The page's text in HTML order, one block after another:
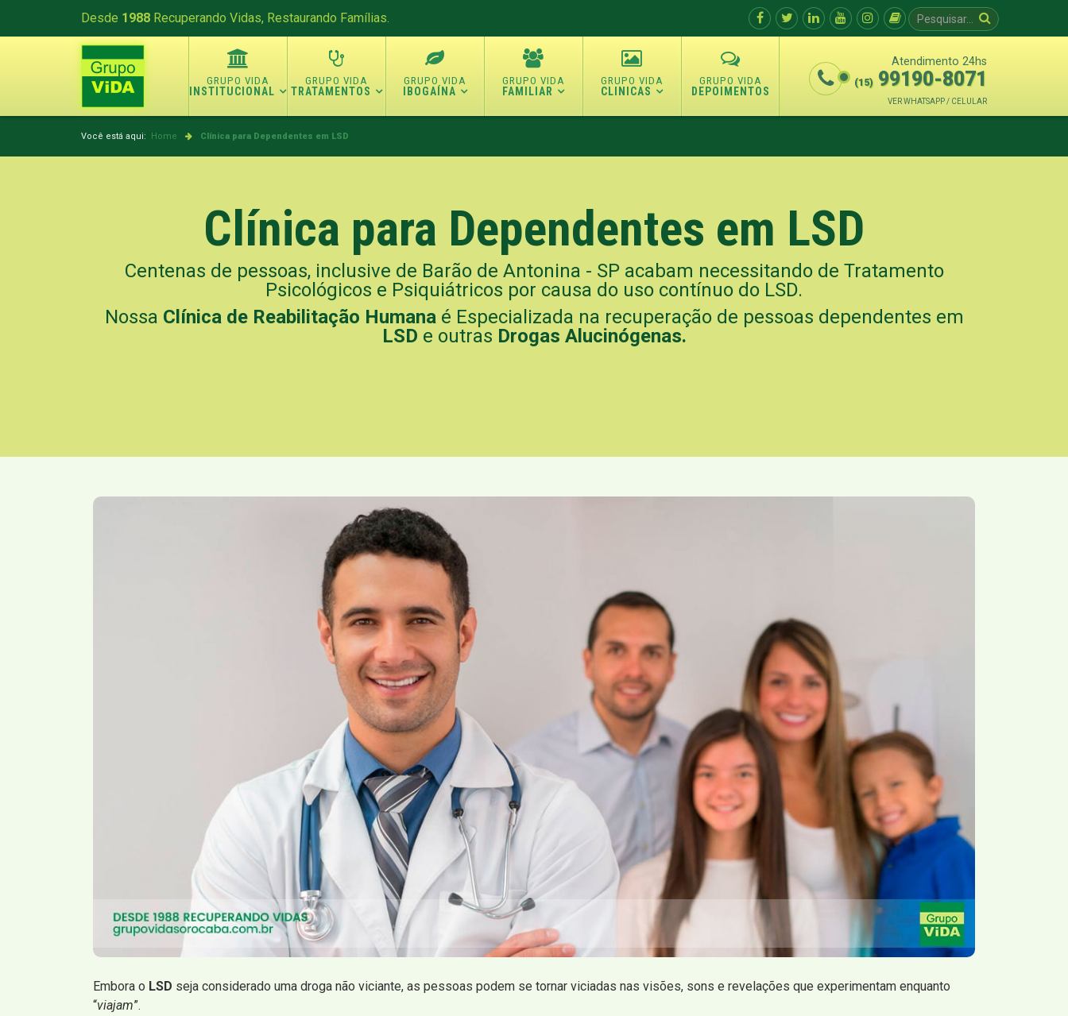
Desde 1988 Recuperando Vidas, Restaurando Famílias.
INSTITUCIONAL TRATAMENTOS IBOGAÍNA FAMILIAR CLINICAS DEPOIMENTOS
Atendimento 24hs
(15) 99190-8071
VER WHATSAPP / CELULAR
Você está aqui: Home Clínica para Dependentes em LSD
Clínica para Dependentes em LSD
Centenas de pessoas, inclusive de Barão de Antonina - SP acabam necessitando de Tratamento
Psicológicos e Psiquiátricos por causa do uso contínuo do LSD.
Nossa Clínica de Reabilitação Humanaé Especializada na recuperação de pessoas dependentes em
LSD e outras Drogas Alucinógenas.
Embora o LSD seja considerado uma droga não viciante, as pessoas podem se tornar viciadas nas visões, sons e revelações que experimentam enquanto
“viajam”.